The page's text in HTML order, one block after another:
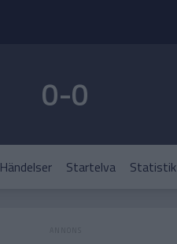
0-0
Händelser Startelva Statistik